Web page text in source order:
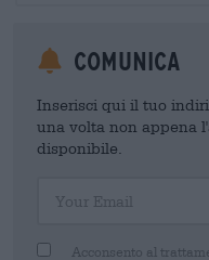
Comunica
Inserisci qui il tuo
una volta non appena
disponibile.
Acconsento al